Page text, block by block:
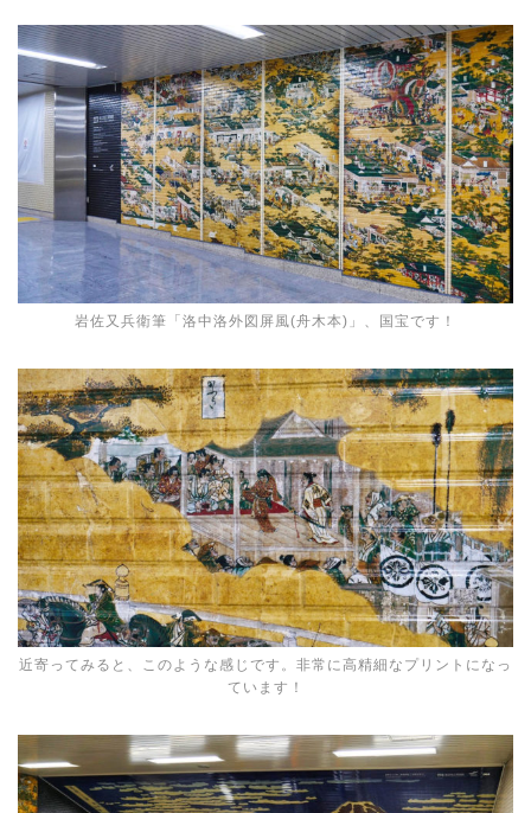
岩佐又兵衛筆「洛中洛外図屏風(舟木本)」、国宝です！
近寄ってみると、このような感じです。非常に高精細なプリントになっ
ています！